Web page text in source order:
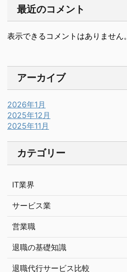
最近のコメント
表示できるコメントはありません。
アーカイブ
2026年1月
2025年12月
2025年11月
カテゴリー
IT業界
サービス業
営業職
退職の基礎知識
退職代行サービス比較